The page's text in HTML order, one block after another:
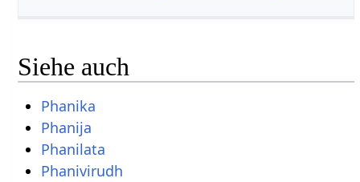
Siehe auch
Phanika
Phanija
Phanilata
Phanivirudh